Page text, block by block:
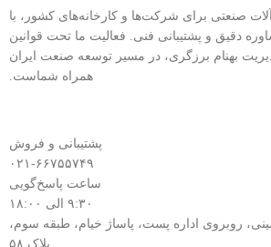
صنعتی برای شرکت‌ها و کارخانه‌های کشور، با
دقیق و پشتیبانی فنی. فعالیت ما تحت قوانین
بهنام برزگری، در مسیر توسعه صنعت ایران
همراه شماست.
پشتیبانی و فروش
۰۲۱-۶۶۷۵۵۷۴۹
ساعت پاسخ‌گویی
۹:۳۰ الی ۱۸:۰۰
روبروی اداره پست، پاساژ خیام، طبقه سوم،
پلاک ۵۸